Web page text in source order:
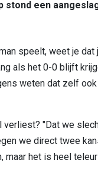
stond een
speelt, weet je
als het 0-0 blijft
weten dat zelf
verliest? "Dat we
we direct twee
maar het is heel